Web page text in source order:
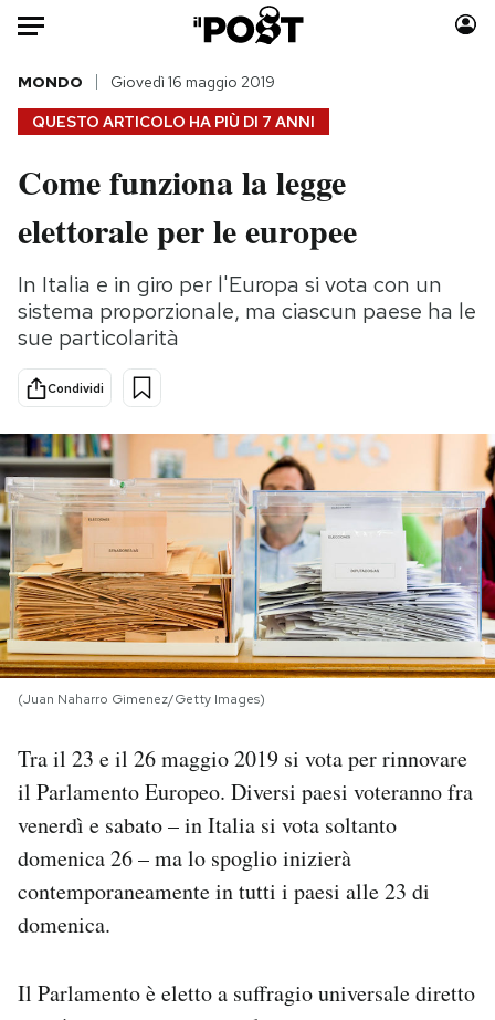
Auto
HOME
Italia
Politica
Tecnologia
Internet
Scienza
Cultura
Economia
Sport
Moda
Consumismi
Storie/Idee
Ok Boomer!
Mondiali calcio 2026
PODCAST
NEWSLETTER
SHOP
CALENDARIO
AREA PERSONALE
QUESTO ARTICOLO HA PIÙ DI 7 ANNI
MONDO Giovedì 16 maggio 2019
Come funziona la legge
elettorale per le europee
In Italia e in giro per l'Europa si vota con un
sistema proporzionale, ma ciascun paese ha le
sue particolarità
Condividi
(Juan Naharro Gimenez/Getty Images)
Tra il 23 e il 26 maggio 2019 si vota per rinnovare
il Parlamento Europeo. Diversi paesi voteranno fra
venerdì e sabato – in Italia si vota soltanto
domenica 26 – ma lo spoglio inizierà
contemporaneamente in tutti i paesi alle 23 di
domenica.
Il Parlamento è eletto a suffragio universale diretto